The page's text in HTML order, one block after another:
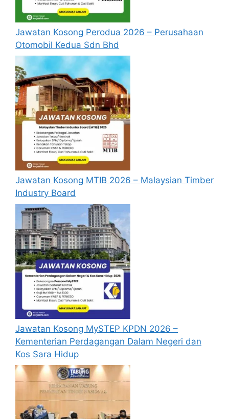
Sila baca pada lampiran yang kami telah
sediakan seperti berikut.
Cara Mohon Jawatan Kosong
Kementerian Sumber Manusia
Permohonan jawatan kosong
Kementerian Sumber Manusia diatas
hendaklah melalui portal rasmi SPA
Malaysia dihttps://spa.gov.my/
pautanMohon Jawatan
disediakan dibawah. Untuk pemohon kali
pertama, anda perlu mendaftar akaun
baru terlebih dahulu.
Calon dikehendaki memuat naik resume
yang lengkap (kelayakan akademik,
pengalaman kerja, gaji semasa dan gaji
yang dipohon, gambar berukuran
passport serta salinan sijil-sijil berkaitan)
semasa membuat permohonan.
Pemohon yang telah mendaftar dan
memohon jawatan yang disenaraikan
tidak perlu lagi memohon semula
sekiranya tempoh permohonan masih
sah.
Sebelum membuat permohonan sila
pastikan anda login/register dan mengisi
segala maklumat yang diminta dengan
lengkap dan tepat.
Perlu diingatkan, hanya pemohon yang
layak sahaja akan dipanggil ke
temuduga. Sila lengkapkan dan
Jawatan Kosong Perodua 2026 – Perusahaan
Otomobil Kedua Sdn Bhd
Jawatan Kosong MTIB 2026 – Malaysian Timber
Industry Board
Jawatan Kosong MySTEP KPDN 2026 –
Kementerian Perdagangan Dalam Negeri dan
Kos Sara Hidup